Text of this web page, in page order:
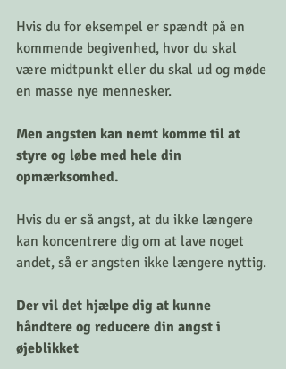
Hvis du for eksempel er spændt på en
kommende begivenhed, hvor du skal
være midtpunkt eller du skal ud og møde
en masse nye mennesker.
Men angsten kan nemt komme til at
styre og løbe med hele din
opmærksomhed.
Hvis du er så angst, at du ikke længere
kan koncentrere dig om at lave noget
andet, så er angsten ikke længere nyttig.
Der vil det hjælpe dig at kunne
håndtere og reducere din angst i
øjeblikket